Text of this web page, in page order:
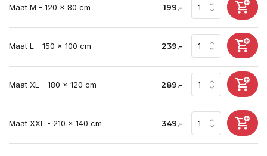
Maat M - 120 x 80 cm 199,-
Maat L - 150 x 100 cm 239,-
Maat XL - 180 x 120 cm 289,-
Maat XXL - 210 x 140 cm 349,-